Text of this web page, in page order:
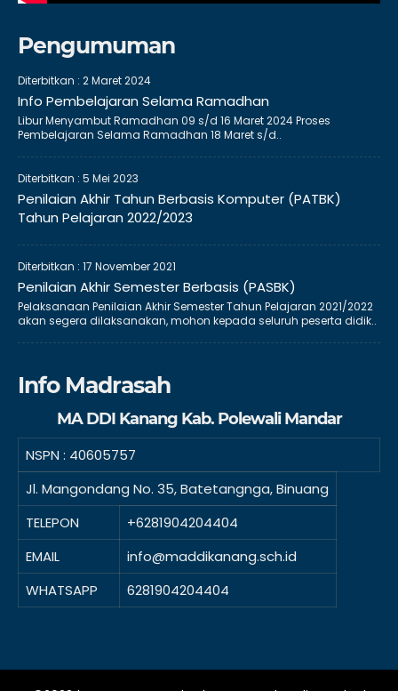
Pengumuman
Diterbitkan : 2 Maret 2024
Info Pembelajaran Selama Ramadhan
Libur Menyambut Ramadhan 09 s/d 16 Maret 2024 Proses
Pembelajaran Selama Ramadhan 18 Maret s/d..
Diterbitkan : 5 Mei 2023
Penilaian Akhir Tahun Berbasis Komputer (PATBK)
Tahun Pelajaran 2022/2023
Diterbitkan : 17 November 2021
Penilaian Akhir Semester Berbasis (PASBK)
Pelaksanaan Penilaian Akhir Semester Tahun Pelajaran 2021/2022
akan segera dilaksanakan, mohon kepada seluruh peserta didik..
Info Madrasah
MA DDI Kanang Kab. Polewali Mandar
NSPN : 40605757
Jl. Mangondang No. 35, Batetangnga, Binuang
TELEPON
+6281904204404
EMAIL
info@maddikanang.sch.id
WHATSAPP
6281904204404